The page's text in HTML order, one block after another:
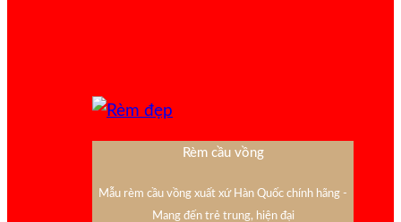
Rèm cầu vồng
Mẫu rèm cầu vồng xuất xứ Hàn Quốc chính hãng -
Mang đến trẻ trung, hiện đại